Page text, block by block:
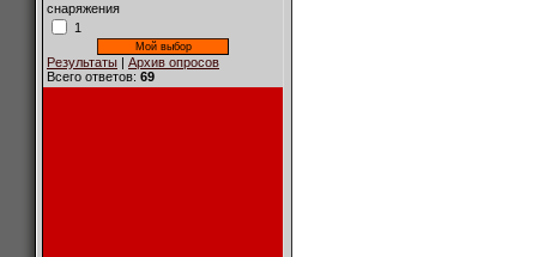
снаряжения
1
Результаты | Архив опросов
Всего ответов: 69